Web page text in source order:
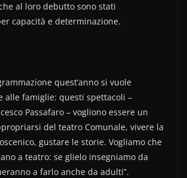
al loro debutto sono stati
capacità e determinazione.
quest’anno si vuole
alle famiglie: questi spettacoli –
Passafaro – vogliono essere un
del teatro Comunale, vivere la
gustare le storie. Vogliamo che
a teatro: se glielo insegniamo da
a farlo anche da adulti”.